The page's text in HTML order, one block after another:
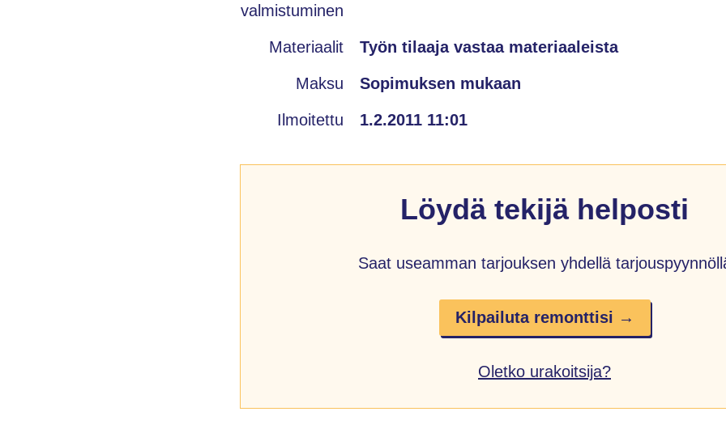
valmistuminen
Materiaalit Työn tilaaja vastaa materiaaleista
Maksu Sopimuksen mukaan
Ilmoitettu 1.2.2011 11:01
Löydä tekijä helposti
Saat useamman tarjouksen yhdellä
Kilpailuta remonttisi →
Oletko urakoitsija?